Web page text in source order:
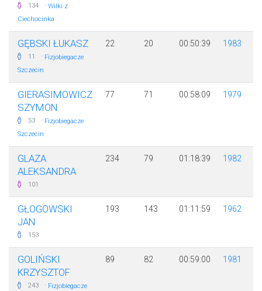
134 · Wilki z
Ciechocinka
GĘBSKI ŁUKASZ
11 · Fizjobiegacze
Szczecin
22 20 00:50:39 1983
GIERASIMOWICZ
SZYMON
53 · Fizjobiegacze
Szczecin
77 71 00:58:09 1979
GLAZA
ALEKSANDRA
101
234 79 01:18:39 1982
GŁOGOWSKI
JAN
153
193 143 01:11:59 1962
GOLIŃSKI
KRZYSZTOF
243 · Fizjobiegacze
89 82 00:59:00 1981